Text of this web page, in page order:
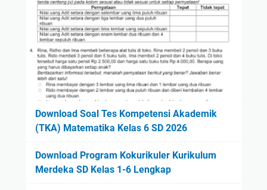
Download Soal Tes Kompetensi Akademik
(TKA) Matematika Kelas 6 SD 2026
Download Program Kokurikuler Kurikulum
Merdeka SD Kelas 1-6 Lengkap